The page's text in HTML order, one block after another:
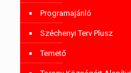
Programajánló
Széchenyi Terv Plusz
Temető